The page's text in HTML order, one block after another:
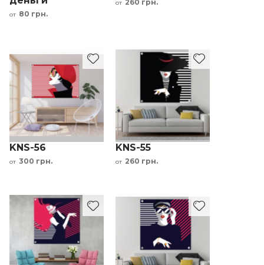
мотивационная
от 80 грн.
от 260 грн.
KNS-56
от 300 грн.
KNS-55
от 260 грн.